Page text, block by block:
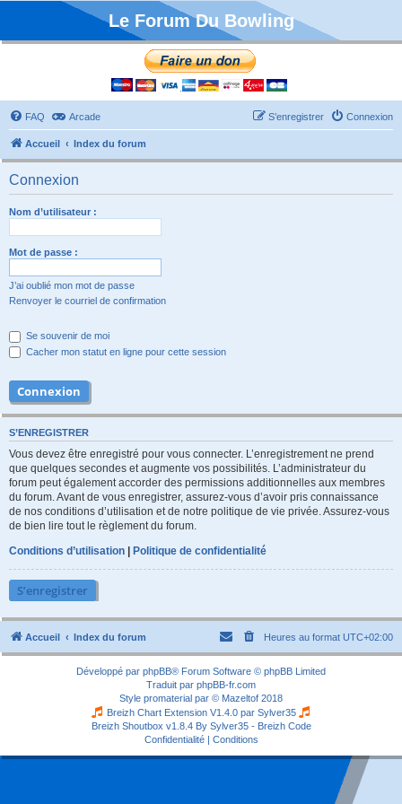
Le Forum Du Bowling
FAQ Arcade Connexion
S’enregistrer
Accueil Index du forum
Connexion
Nom d’utilisateur :
Mot de passe :
J’ai oublié mon mot de passe
Renvoyer le courriel de confirmation
Se souvenir de moi
Cacher mon statut en ligne pour cette session
S’ENREGISTRER
Vous devez être enregistré pour vous connecter. L’enregistrement ne prend
que quelques secondes et augmente vos possibilités. L’administrateur du
forum peut également accorder des permissions additionnelles aux membres
du forum. Avant de vous enregistrer, assurez-vous d’avoir pris connaissance
de nos conditions d’utilisation et de notre politique de vie privée. Assurez-vous
de bien lire tout le règlement du forum.
Conditions d’utilisation | Politique de confidentialité
S’enregistrer
Accueil Index du forum Heures au format UTC+02:00
Développé par phpBB® Forum Software © phpBB Limited
Traduit par phpBB-fr.com
Style promaterial par © Mazeltof 2018
Breizh Chart Extension V1.4.0 par Sylver35
Breizh Shoutbox v1.8.4 By Sylver35 - Breizh Code
Confidentialité| Conditions